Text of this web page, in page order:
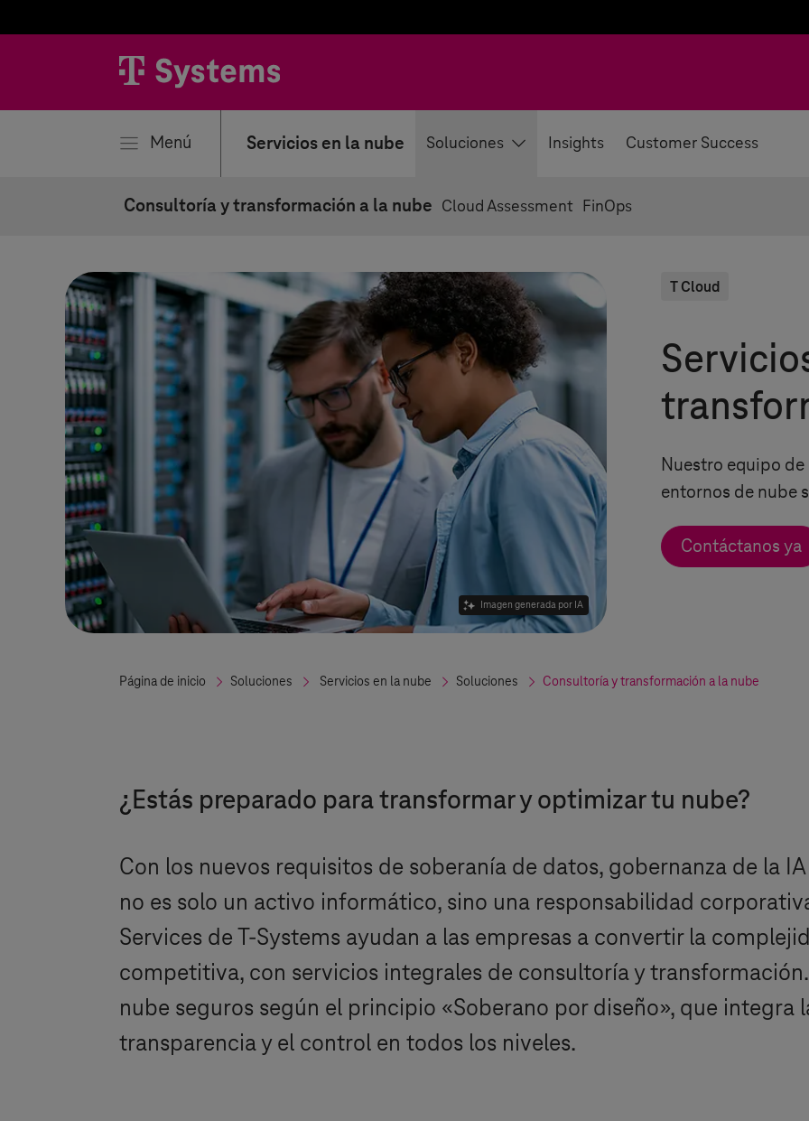
Menú Servicios en la nube Soluciones Insights Customer Success
Consultoría y transformación a la nube Cloud Assessment FinOps
Imagen generada por IA
T Cloud
Nuestro equipo
entornos de nube
Contáctanos ya
Página de inicio Soluciones Servicios en la nube Soluciones Consultoría y transformación a la nube
¿Estás preparado para transformar y optimizar tu nube?
Con los nuevos requisitos de soberanía de datos, gobernanza de la
no es solo un activo informático, sino una responsabilidad
Services de T-Systems ayudan a las empresas a convertir la
competitiva, con servicios integrales de consultoría y
nube seguros según el principio «Soberano por diseño», que
transparencia y el control en todos los niveles.